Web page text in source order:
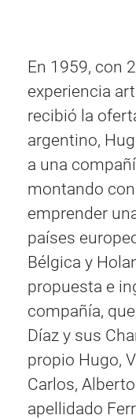
En 1959, con
experiencia
recibió la
argentino,
a una
montando
emprender
países
Bélgica y
propuesta e
compañía,
Díaz y sus
propio Hugo,
Carlos,
apellidado